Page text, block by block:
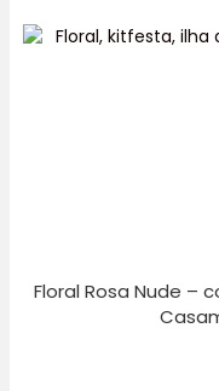
Floral Rosa Nude –